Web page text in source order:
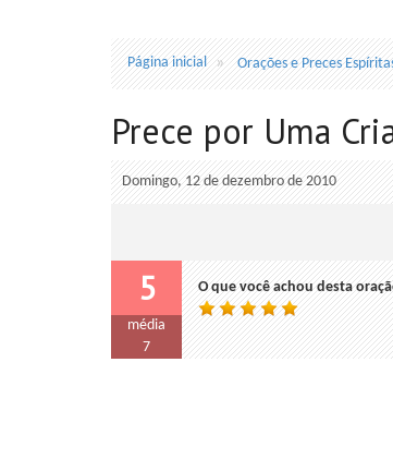
Página inicial Orações e Preces
Prece por Uma
Domingo, 12 de dezembro de 2010
5
média
7
O que você achou desta